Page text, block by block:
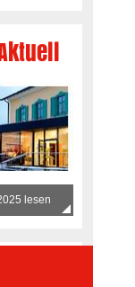
lesen